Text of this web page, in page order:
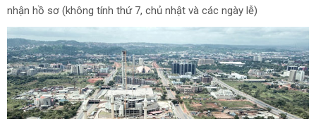
nhận hồ sơ (không tính thứ 7, chủ nhật và các ngày lễ)